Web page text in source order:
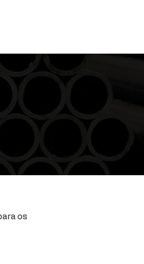
os